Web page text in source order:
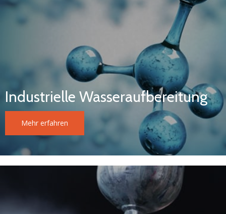
Industrielle Wasseraufbereitung
Mehr erfahren